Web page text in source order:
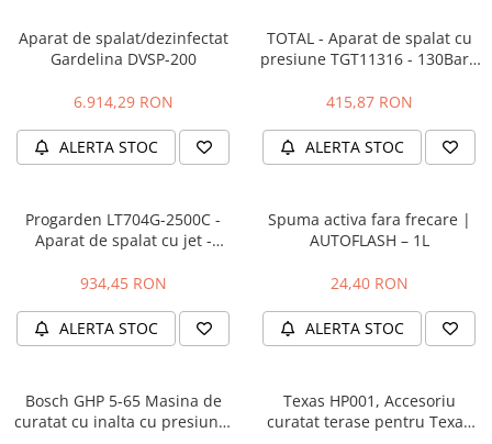
("soricel") cu acumulator Detoolz
FLEXI POWER
acumulator Detoolz FLEXI POWER
Pistoale de vopsit cu acumulator
Detoolz FLEXI POWER
acumulator Detoolz FLEXI POWER
Slefuitoare cu acumulator Detoolz
Accesorii generatoare
Generatoare de uz general
Generatoare digitale
Aparat de spalat/dezinfectat
Gardelina DVSP-200
6.914,29 RON
ALERTA STOC
TOTAL - Aparat de spalat cu
presiune TGT11316 - 130Bar -
415,87 RON
ALERTA STOC
Progarden LT704G-2500C -
Aparat de spalat cu jet -
934,45 RON
ALERTA STOC
Spuma activa fara frecare |
AUTOFLASH – 1L
24,40 RON
ALERTA STOC
Bosch GHP 5-65 Masina de
curatat cu inalta cu presiune,
Texas HP001, Accesoriu
curatat terase pentru Texas